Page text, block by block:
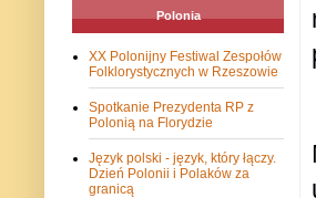
Polonia
XX Polonijny Festiwal Zespołów
Folklorystycznych w Rzeszowie
Spotkanie Prezydenta RP z
Polonią na Florydzie
Język polski - język, który łączy.
Dzień Polonii i Polaków za
granicą